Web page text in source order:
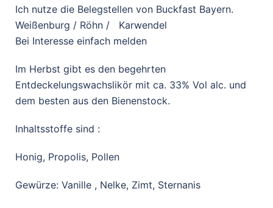
Ich nutze die Belegstellen von Buckfast Bayern.
Weißenburg / Röhn / Karwendel
Bei Interesse einfach melden
Im Herbst gibt es den begehrten
Entdeckelungswachslikör mit ca. 33% Vol alc. und
dem besten aus den Bienenstock.
Inhaltsstoffe sind :
Honig, Propolis, Pollen
Gewürze: Vanille , Nelke, Zimt, Sternanis